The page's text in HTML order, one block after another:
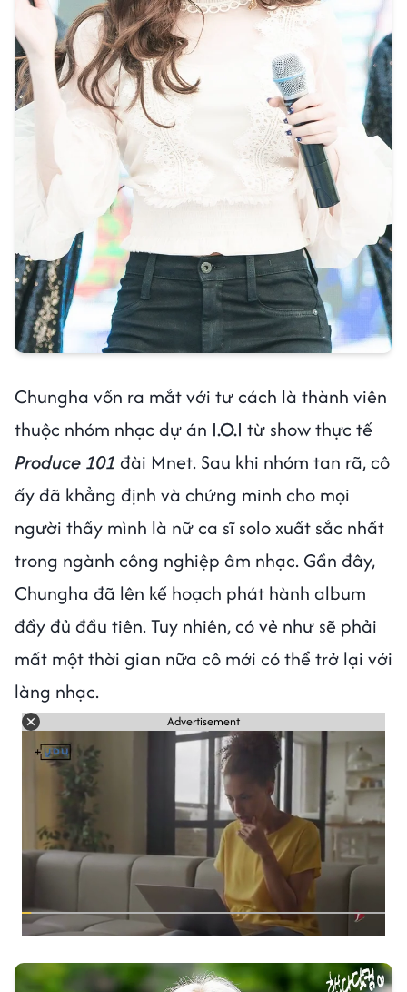
Chungha vốn ra mắt với tư cách là thành viên
thuộc nhóm nhạc dự án I.O.I từ show thực tế
Produce 101 đài Mnet. Sau khi nhóm tan rã, cô
ấy đã khẳng định và chứng minh cho mọi
người thấy mình là nữ ca sĩ solo xuất sắc nhất
trong ngành công nghiệp âm nhạc. Gần đây,
Chungha đã lên kế hoạch phát hành album
đầy đủ đầu tiên. Tuy nhiên, có vẻ như sẽ phải
mất một thời gian nữa cô mới có thể trở lại với
làng nhạc.
Advertisement